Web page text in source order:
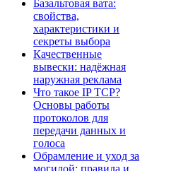
Базальтовая вата:
свойства,
характеристики и
секреты выбора
Качественные
вывески: надёжная
наружная реклама
Что такое IP TCP?
Основы работы
протоколов для
передачи данных и
голоса
Обрамление и уход за